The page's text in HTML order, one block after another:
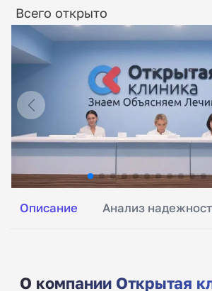
Описание Анализ
О компании Открытая
Всего открыто